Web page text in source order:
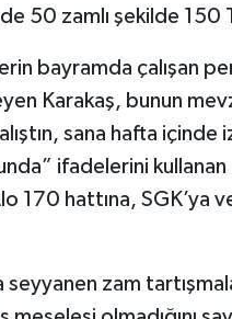
50 zamlı şekilde 150
bayramda çalışan
Karakaş, bunun
sana hafta
ifadelerini kullanan
170 hattına,
seyyanen zam